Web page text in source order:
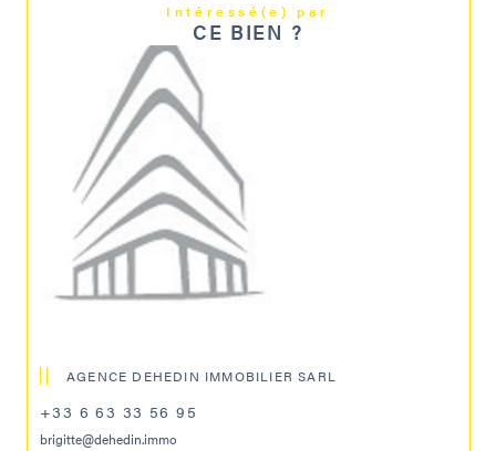
Intéressé(e) par
CE BIEN ?
AGENCE DEHEDIN IMMOBILIER SARL
+33 6 63 33 56 95
brigitte@dehedin.immo